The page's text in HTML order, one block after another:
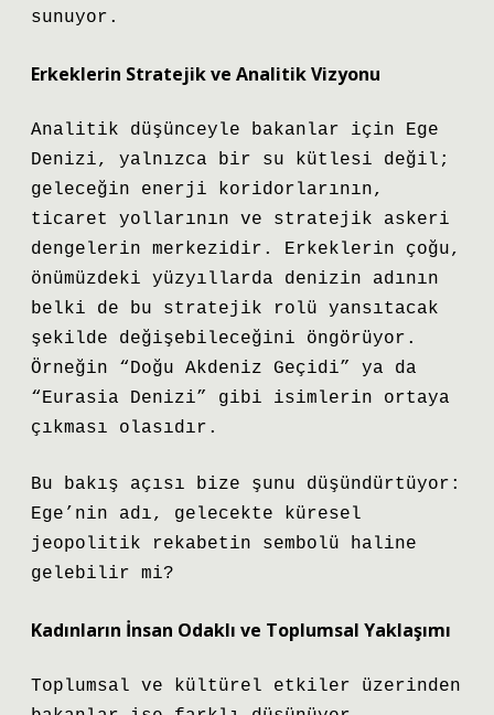
sunuyor.
Erkeklerin Stratejik ve Analitik Vizyonu
Analitik düşünceyle bakanlar için Ege
Denizi, yalnızca bir su kütlesi değil;
geleceğin enerji koridorlarının,
ticaret yollarının ve stratejik askeri
dengelerin merkezidir. Erkeklerin çoğu,
önümüzdeki yüzyıllarda denizin adının
belki de bu stratejik rolü yansıtacak
şekilde değişebileceğini öngörüyor.
Örneğin “Doğu Akdeniz Geçidi” ya da
“Eurasia Denizi” gibi isimlerin ortaya
çıkması olasıdır.
Bu bakış açısı bize şunu düşündürtüyor:
Ege’nin adı, gelecekte küresel
jeopolitik rekabetin sembolü haline
gelebilir mi?
Kadınların İnsan Odaklı ve Toplumsal Yaklaşımı
Toplumsal ve kültürel etkiler üzerinden